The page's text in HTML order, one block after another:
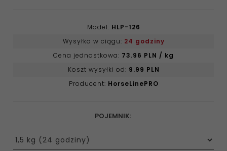
Model: HLP-126
Wysyłka w ciągu: 24 godziny
Cena jednostkowa: 73.96 PLN / kg
Koszt wysyłki od: 9.99 PLN
Producent: HorseLinePRO
POJEMNIK:
options[8]